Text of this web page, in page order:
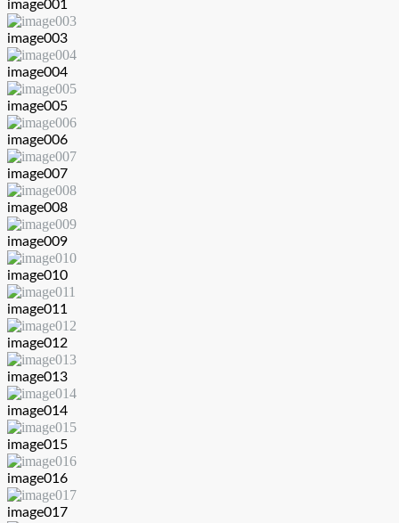
image001
image003
image004
image005
image006
image007
image008
image009
image010
image011
image012
image013
image014
image015
image016
image017